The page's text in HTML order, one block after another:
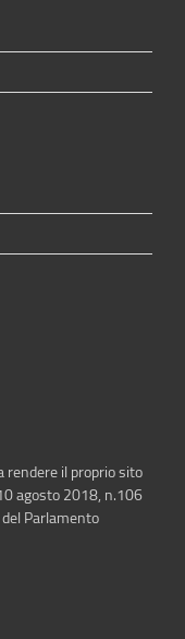
rendere il proprio sito
agosto 2018, n.106
Parlamento